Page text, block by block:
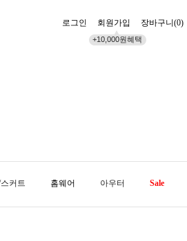
로그인 회원가입
+10,000원혜택
장바구니(0)
커트 홈웨어 아우터 Sale